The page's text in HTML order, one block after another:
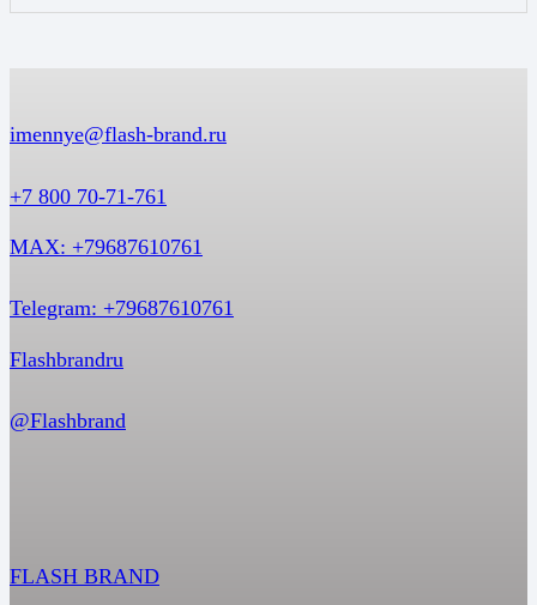
imennye@flash-brand.ru
+7 800 70-71-761
MAX: +79687610761
Telegram: +79687610761
Flashbrandru
@Flashbrand
FLASH BRAND